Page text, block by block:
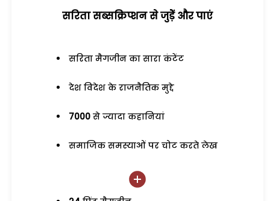
सरिता सब्सक्रिप्शन से जुड़ेें और पाएं
सरिता मैगजीन का सारा कंटेंट
देश विदेश के राजनैतिक मुद्दे
7000 से ज्यादा कहानियां
समाजिक समस्याओं पर चोट करते लेख